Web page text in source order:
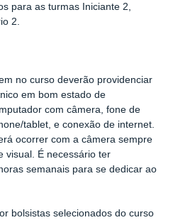
para as turmas Iniciante 2,
2.
no curso deverão providenciar
em bom estado de
com câmera, fone de
tablet, e conexão de internet.
ocorrer com a câmera sempre
visual. É necessário ter
semanais para se dedicar ao
bolsistas selecionados do curso